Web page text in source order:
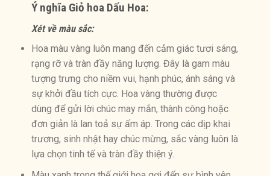
Ý nghĩa Giỏ hoa Dấu Hoa:
Xét về màu sắc:
Hoa màu vàng luôn mang đến cảm giác tươi sáng,
rạng rỡ và tràn đầy năng lượng. Đây là gam màu
tượng trưng cho niềm vui, hạnh phúc, ánh sáng và
sự khởi đầu tích cực. Hoa vàng thường được
dùng để gửi lời chúc may mắn, thành công hoặc
đơn giản là lan toả sự ấm áp. Trong các dịp khai
trương, sinh nhật hay chúc mừng, sắc vàng luôn là
lựa chọn tinh tế và tràn đầy thiện ý.